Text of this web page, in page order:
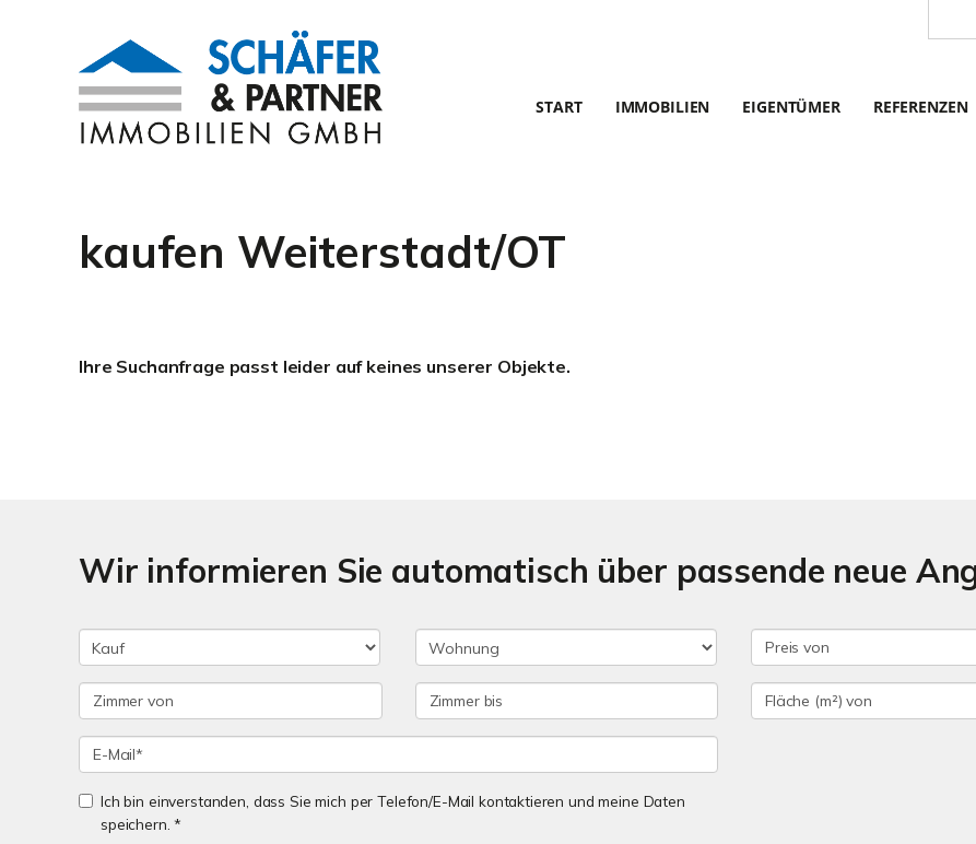
START IMMOBILIEN EIGENTÜMER REFERENZEN
kaufen Weiterstadt/OT
Ihre Suchanfrage passt leider auf keines unserer Objekte.
Wir informieren Sie automatisch über passende neue
Ich bin einverstanden, dass Sie mich per Telefon/E-Mail kontaktieren und meine Daten
speichern. *